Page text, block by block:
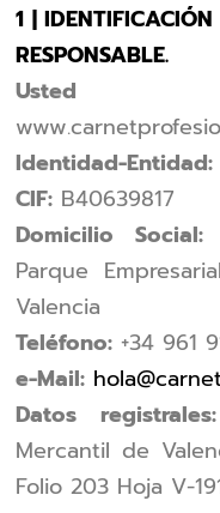
1 |
RESPONSABLE.
Usted
Identidad-Entidad:
CIF: B40639817
Domicilio Social:
Parque
Valencia
Teléfono: +34 961
e-Mail:
Datos registrales:
Mercantil de
Folio 203 Hoja V-